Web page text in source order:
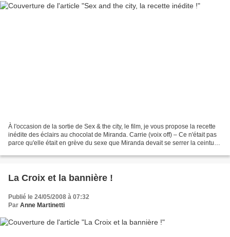
À l'occasion de la sortie de Sex & the city, le film, je vous propose la recette
inédite des éclairs au chocolat de Miranda. Carrie (voix off) – Ce n'était pas
parce qu'elle était en grève du sexe que Miranda devait se serrer la ceinture.
La Croix et la bannière !
Publié le 24/05/2008 à 07:32
Par Anne Martinetti